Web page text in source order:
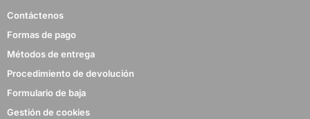
Contáctenos
Formas de pago
Métodos de entrega
Procedimiento de devolución
Formulario de baja
Gestión de cookies